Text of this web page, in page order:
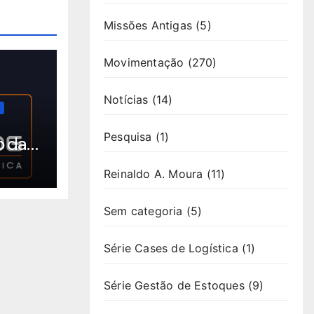
da
Missões Antigas (5)
Movimentação (270)
Notícias (14)
Pesquisa (1)
Reinaldo A. Moura (11)
Sem categoria (5)
Série Cases de Logística (1)
Série Gestão de Estoques(9)